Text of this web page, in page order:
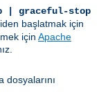
graceful-stop
başlatmak için
için Apache
dosyalarını